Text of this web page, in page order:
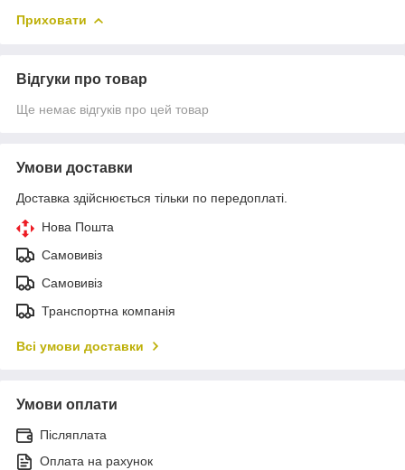
Приховати
Відгуки про товар
Ще немає відгуків про цей товар
Умови доставки
Доставка здійснюється тільки по передоплаті.
Нова Пошта
Самовивіз
Самовивіз
Транспортна компанія
Всі умови доставки
Умови оплати
Післяплата
Оплата на рахунок